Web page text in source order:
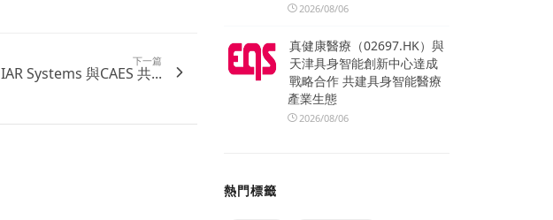
下一篇
IAR Systems 與CAES 共...
2026/08/06
真健康醫療（02697.HK）與
天津具身智能創新中心達成
戰略合作 共建具身智能醫療
產業生態
2026/08/06
熱門標籤